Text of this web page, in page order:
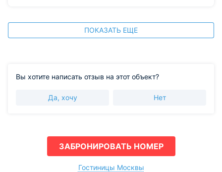
ПОКАЗАТЬ ЕЩЕ
Вы хотите написать отзыв на этот объект?
Да, хочу Нет
ЗАБРОНИРОВАТЬ НОМЕР
Гостиницы Москвы